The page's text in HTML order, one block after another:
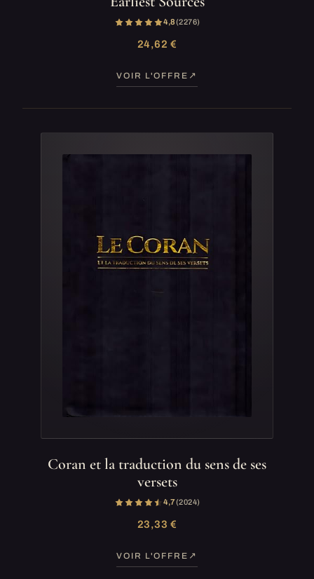
4,8(2 276)
24,62 €
VOIR L'OFFRE
Coran et la traduction du sens de ses
versets
4,7(2 024)
23,33 €
VOIR L'OFFRE